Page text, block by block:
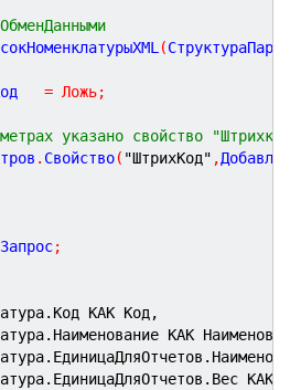
(
= Ложь;
указано свойство
. Свойство( "ШтрихКод" ,
;
КАК Код,
КАК
КАК